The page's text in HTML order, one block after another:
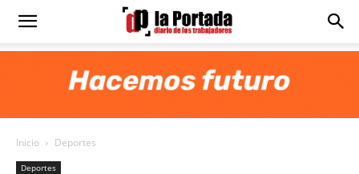
Diario
Portada
Inicio Deportes
Deportes